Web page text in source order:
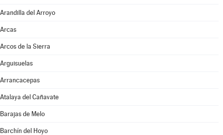
Arandilla del Arroyo
Arcas
Arcos de la Sierra
Arguisuelas
Arrancacepas
Atalaya del Cañavate
Barajas de Melo
Barchín del Hoyo